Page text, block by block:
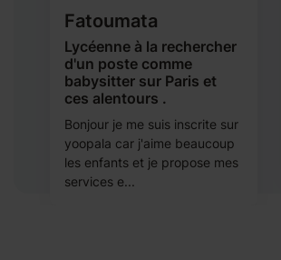
Fatoumata
Lycéenne à la rechercher
d'un poste comme
babysitter sur Paris et
ces alentours .
Bonjour je me suis inscrite sur
yoopala car j'aime beaucoup
les enfants et je propose mes
services e...